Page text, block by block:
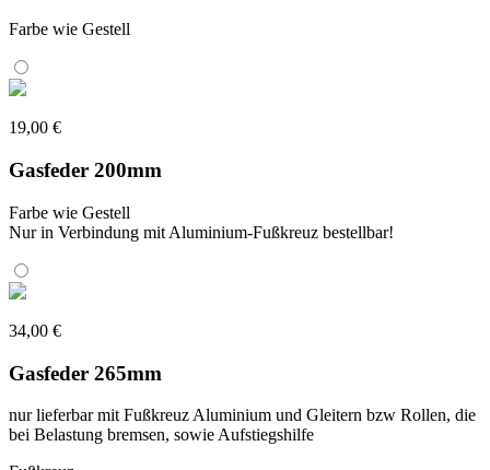
Farbe wie Gestell
19,00 €
Gasfeder 200mm
Farbe wie Gestell
Nur in Verbindung mit Aluminium-Fußkreuz bestellbar!
34,00 €
Gasfeder 265mm
nur lieferbar mit Fußkreuz Aluminium und Gleitern bzw Rollen, die
bei Belastung bremsen, sowie Aufstiegshilfe